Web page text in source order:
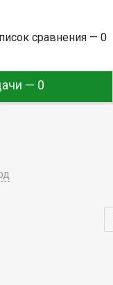
сравнения — 0
— 0